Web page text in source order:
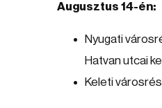
Augusztus 14-én:
Nyugati
Hatvan utcai
Keleti